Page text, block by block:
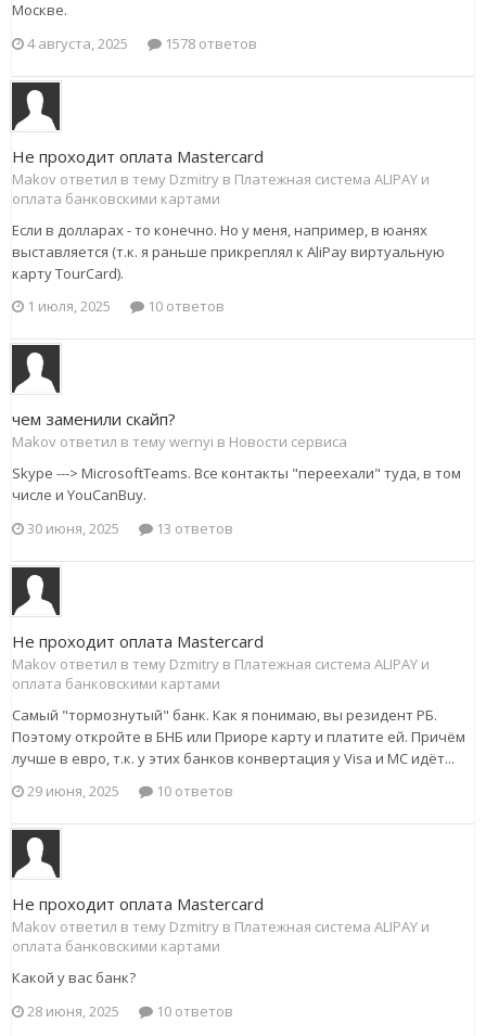
Москве.
4 августа, 2025
1578 ответов
Не проходит оплата Mastercard
Makov ответил в тему Dzmitry в Платежная система ALIPAY и
оплата банковскими картами
Если в долларах - то конечно. Но у меня, например, в юанях
выставляется (т.к. я раньше прикреплял к AliPay виртуальную
карту TourCard).
1 июля, 2025
10 ответов
чем заменили скайп?
Makov ответил в тему wernyi в Новости сервиса
Skype ---> MicrosoftTeams. Все контакты "переехали" туда, в том
числе и YouCanBuy.
30 июня, 2025
13 ответов
Не проходит оплата Mastercard
Makov ответил в тему Dzmitry в Платежная система ALIPAY и
оплата банковскими картами
Самый "тормознутый" банк. Как я понимаю, вы резидент РБ.
Поэтому откройте в БНБ или Приоре карту и платите ей. Причём
лучше в евро, т.к. у этих банков конвертация у Visa и MC идёт...
29 июня, 2025
10 ответов
Не проходит оплата Mastercard
Makov ответил в тему Dzmitry в Платежная система ALIPAY и
оплата банковскими картами
Какой у вас банк?
28 июня, 2025
10 ответов